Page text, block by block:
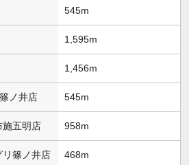
545m
1,595m
1,456m
ノ井店 545m
施五明店 958m
リ篠ノ井店 468m